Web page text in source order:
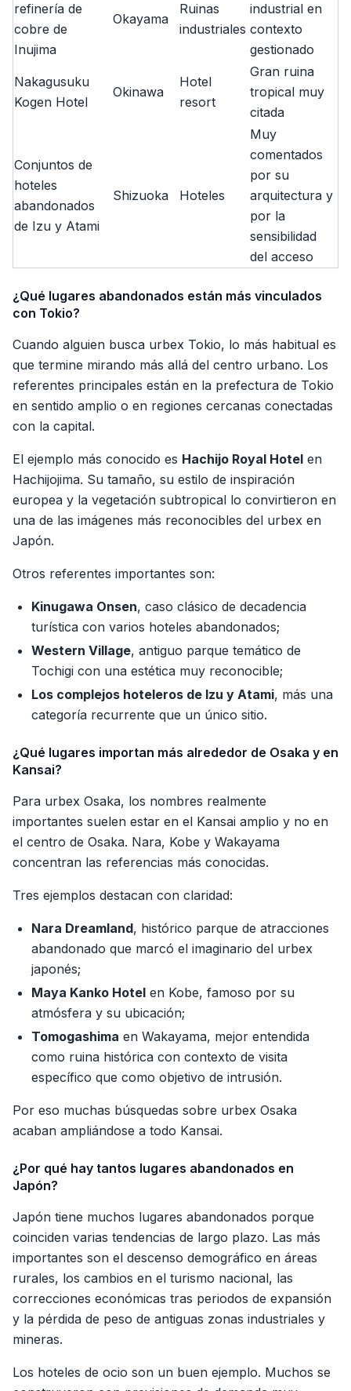
refinería de
cobre de
Inujima
Okayama
Ruinas
industriales
industrial en
contexto
gestionado
Nakagusuku
Kogen Hotel
Okinawa
Hotel
resort
Gran ruina
tropical muy
citada
Conjuntos de
hoteles
abandonados
de Izu y Atami
Shizuoka Hoteles
Muy
comentados
por su
arquitectura y
por la
sensibilidad
del acceso
¿Qué lugares abandonados están más vinculados
con Tokio?
Cuando alguien busca urbex Tokio, lo más habitual es
que termine mirando más allá del centro urbano. Los
referentes principales están en la prefectura de Tokio
en sentido amplio o en regiones cercanas conectadas
con la capital.
El ejemplo más conocido es Hachijo Royal Hotel en
Hachijojima. Su tamaño, su estilo de inspiración
europea y la vegetación subtropical lo convirtieron en
una de las imágenes más reconocibles del urbex en
Japón.
Otros referentes importantes son:
Kinugawa Onsen, caso clásico de decadencia
turística con varios hoteles abandonados;
Western Village, antiguo parque temático de
Tochigi con una estética muy reconocible;
Los complejos hoteleros de Izu y Atami, más una
categoría recurrente que un único sitio.
¿Qué lugares importan más alrededor de Osaka y en
Kansai?
Para urbex Osaka, los nombres realmente
importantes suelen estar en el Kansai amplio y no en
el centro de Osaka. Nara, Kobe y Wakayama
concentran las referencias más conocidas.
Tres ejemplos destacan con claridad:
Nara Dreamland, histórico parque de atracciones
abandonado que marcó el imaginario del urbex
japonés;
Maya Kanko Hotel en Kobe, famoso por su
atmósfera y su ubicación;
Tomogashima en Wakayama, mejor entendida
como ruina histórica con contexto de visita
específico que como objetivo de intrusión.
Por eso muchas búsquedas sobre urbex Osaka
acaban ampliándose a todo Kansai.
¿Por qué hay tantos lugares abandonados en
Japón?
Japón tiene muchos lugares abandonados porque
coinciden varias tendencias de largo plazo. Las más
importantes son el descenso demográfico en áreas
rurales, los cambios en el turismo nacional, las
correcciones económicas tras periodos de expansión
y la pérdida de peso de antiguas zonas industriales y
mineras.
Los hoteles de ocio son un buen ejemplo. Muchos se